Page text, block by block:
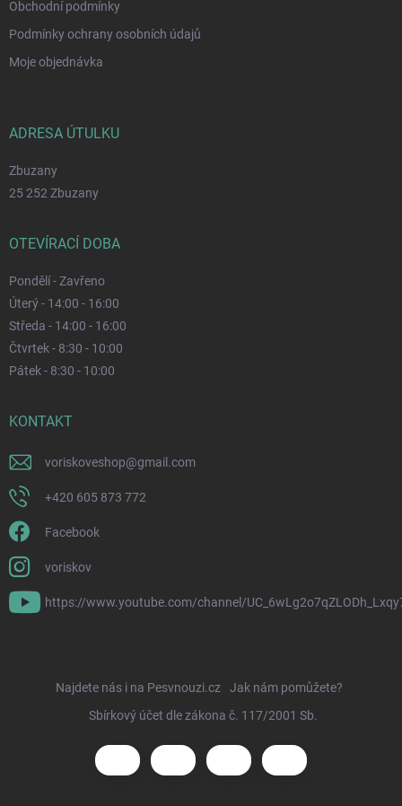
Obchodní podmínky
Podmínky ochrany osobních údajů
Moje objednávka
ADRESA ÚTULKU
Zbuzany
25 252 Zbuzany
OTEVÍRACÍ DOBA
Pondělí - Zavřeno
Úterý - 14:00 - 16:00
Středa - 14:00 - 16:00
Čtvrtek - 8:30 - 10:00
Pátek - 8:30 - 10:00
KONTAKT
voriskoveshop@gmail.com
+420 605 873 772
Facebook
voriskov
https://www.youtube.com/channel/
Najdete nás i na Pesvnouzi.cz
Jak nám pomůžete?
Sbírkový účet dle zákona č. 117/2001 Sb.